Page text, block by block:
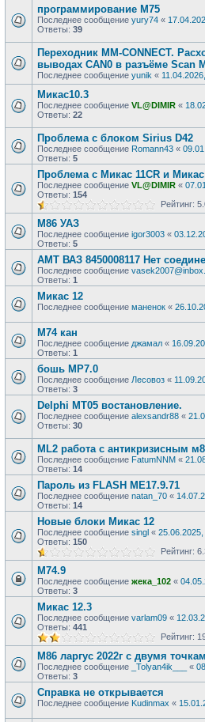
программирование М75
Последнее сообщение yury74 «
Ответы: 39
Переходник MM-CONNECT.
выводах CAN0 в разъёме Scan
Последнее сообщение yunik «
Микас10.3
Последнее сообщение VL@DIMIR «
Ответы: 22
Проблема с блоком Sirius D42
Последнее сообщение Romann43 «
Ответы: 5
Проблема с Микас 11CR и
Последнее сообщение VL@DIMIR «
Ответы: 154
Рейтинг:
М86 УАЗ
Последнее сообщение igor3003 «
Ответы: 5
АМТ ВАЗ 8450008117 Нет
Последнее сообщение
Ответы: 1
Микас 12
Последнее сообщение маненок «
М74 кан
Последнее сообщение джамал «
Ответы: 1
бошь MP7.0
Последнее сообщение Лесовоз «
Ответы: 3
Delphi MT05 востановление.
Последнее сообщение alexsandr88 «
Ответы: 30
ML2 работа с антикризисным
Последнее сообщение FatumNNM «
Ответы: 14
Пароль из FLASH ME17.9.71
Последнее сообщение natan_70 «
Ответы: 14
Новые блоки Микас 12
Последнее сообщение singl «
Ответы: 150
Рейтинг:
М74.9
Последнее сообщение жека_102 «
Ответы: 3
Микас 12.3
Последнее сообщение varlam09 «
Ответы: 441
Рейтинг:
М86 ларгус 2022г с двумя
Последнее сообщение _Tolyan4ik___ «
Ответы: 3
Справка не открывается
Последнее сообщение Kudinmax «